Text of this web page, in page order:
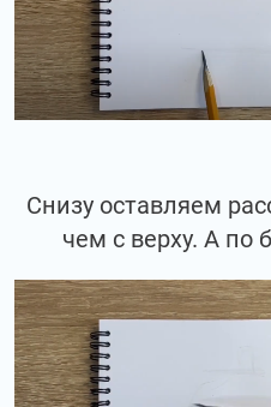
Снизу оставляем
чем с верху. А по